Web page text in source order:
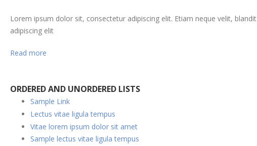
Lorem ipsum dolor sit, consectetur adipiscing elit. Etiam neque velit,
adipiscing elit
Read more
ORDERED AND UNORDERED LISTS
Sample Link
Lectus vitae ligula tempus
Vitae lorem ipsum dolor sit amet
Sample lectus vitae ligula tempus